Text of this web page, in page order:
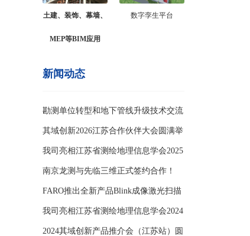
土建、装饰、幕墙、
MEP等BIM应用
数字孪生平台
新闻动态
勘测单位转型和地下管线升级技术交流
会
其域创新2026江苏合作伙伴大会圆满举
办
我司亮相江苏省测绘地理信息学会2025
年学
南京龙测与先临三维正式签约合作！
FARO推出全新产品Blink成像激光扫描
仪
我司亮相江苏省测绘地理信息学会2024
年学
2024其域创新产品推介会（江苏站）圆